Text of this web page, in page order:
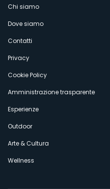
Menù
secondario
Chi siamo
Dove siamo
Contatti
Privacy
Cookie Policy
Amministrazione trasparente
Esperienze
Outdoor
Arte & Cultura
Wellness